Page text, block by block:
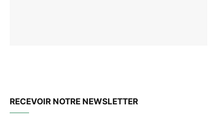
RECEVOIR NOTRE NEWSLETTER